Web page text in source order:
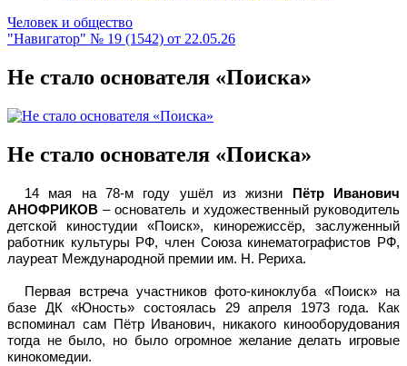
Человек и общество
"Навигатор" № 19 (1542) от 22.05.26
Не стало основателя «Поиска»
Не стало основателя «Поиска»
14 мая на 78-м году ушёл из жизни Пётр Иванович
АНОФРИКОВ – основатель и художественный руководитель
детской киностудии «Поиск», кинорежиссёр, заслуженный
работник культуры РФ, член Союза кинематографистов РФ,
лауреат Международной премии им. Н. Рериха.
Первая встреча участников фото-киноклуба «Поиск» на
базе ДК «Юность» состоялась 29 апреля 1973 года. Как
вспоминал сам Пётр Иванович, никакого кинооборудования
тогда не было, но было огромное желание делать игровые
кинокомедии.